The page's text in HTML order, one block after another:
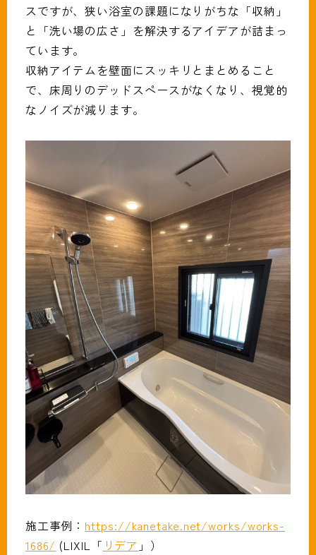
スですが、狭い浴室の課題になりがちな「収納」
と「洗い場の広さ」を解決するアイデアが詰まっ
ています。
収納アイテムを壁面にスッキリとまとめること
で、床周りのデッドスペースがなくなり、視覚的
なノイズが減ります。
施工事例： https://kanetake.net/works/works-
1686/ (LIXIL「 リデア 」）